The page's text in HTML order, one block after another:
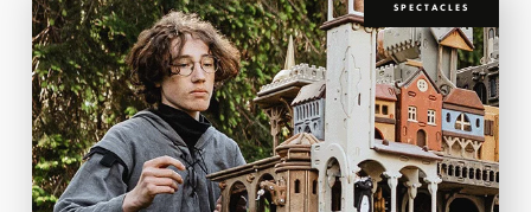
SPECTACLES